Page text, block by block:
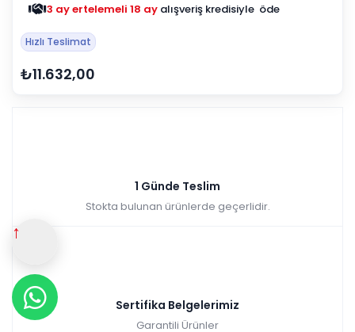
3 ay ertelemeli 18 ay alışveriş kredisiyle öde
Hızlı Teslimat
₺11.632,00
↑
1 Günde Teslim
Stokta bulunan ürünlerde geçerlidir.
Sertifika Belgelerimiz
Garantili Ürünler